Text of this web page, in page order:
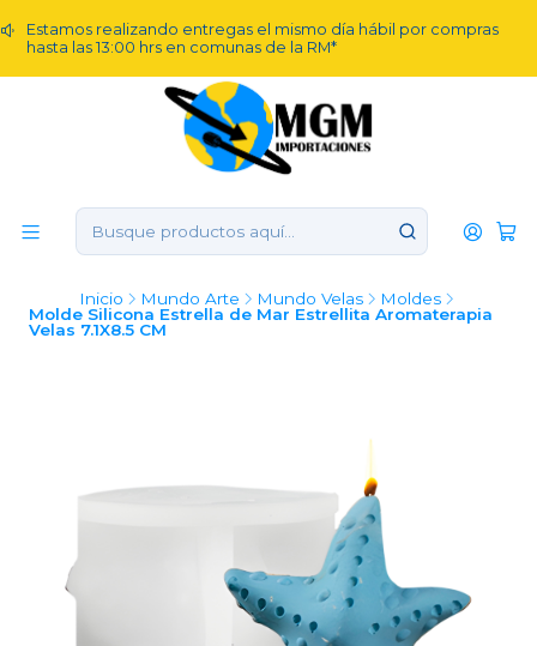
Estamos realizando entregas el mismo día hábil por compras
hasta las 13:00 hrs en comunas de la RM*
Inicio Mundo Arte Mundo Velas
Moldes
Molde Silicona Estrella de Mar Estrellita Aromaterapia
Velas 7.1X8.5 CM